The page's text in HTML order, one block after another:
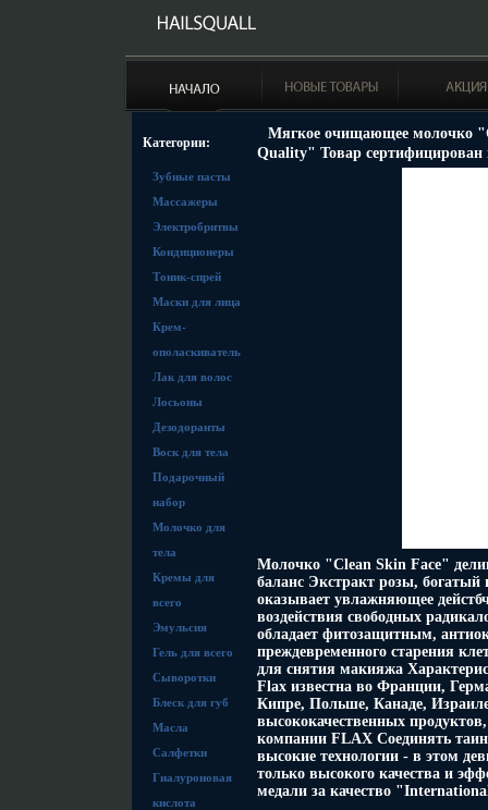
Категории:
Зубные пасты
Массажеры
Электробритвы
Кондиционеры
Тоник-спрей
Маски для лица
Крем-
ополаскиватель
Лак для волос
Лосьоны
Дезодоранты
Воск для тела
Подарочный
набор
Молочко для
тела
Кремы для
всего
Эмульсия
Гель для всего
Сыворотки
Блеск для губ
Масла
Салфетки
Гиалуроновая
кислота
Мягкое очищающее молочко
Quality" Товар сертифицирован
Молочко "Clean Skin Face"
баланс Экстракт розы,
оказывает увлажняющее
воздействия свободных
обладает фитозащитным,
преждевременного старения
для снятия макияжа
Flax известна во Франции,
Кипре, Польше, Канаде,
высококачественных
компании FLAX Соединять
высокие технологии - в этом
только высокого качества и
медали за качество